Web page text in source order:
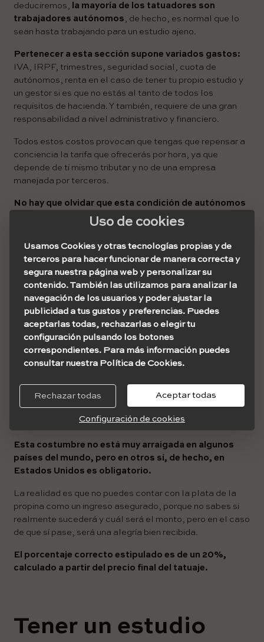
deduciremos,
la mayoría de los tatuadores son
trabajadores autónomos , de hecho, es normal que lo
sean hasta trabajando para un estudio ajeno.
Pertenecer a esta sección supone variados gastos:
IVA, IRPF, trimestres, seguridad social, cuota de
autónomos, renta en el caso de tener tu propio estudio y
un gestor si es que no estás al tanto de todos los
requisitos de hacienda. Y también, requiere de una gran
responsabilidad a nivel administrativo y financiero.
Todos estos costos provocan que tengas que repensar a
conciencia la tarifa que ofrecerás por hora, ya que
depende de ti mismo tributar y no de una empresa
manejada por terceros.
No hay que olvidar que esta condición de autónomos
te excluye de beneficios
como lo son las vacaciones
pagas, los días libres, el derecho a paro, la seguridad de
un ingreso fijo mensual y mucho más. Aunque, correrás
con la ventaja de “ser tu propio jefe”
, en la mayoría de
los casos podrás poner tus horarios y te tomarás otras
libertades que bajo un contrato en relación de
dependencia no podrías.
Propinas
de lo que cobras por sesión como tatuador, no está para
nada mal recibir una propina como símbolo de
agradecimiento por tu servicio personalizado y tu gran
Esta costumbre no está muy arraigada en algunos
países del mundo, pero en otros sí, de hecho, en
Estados Unidos es obligatorio.
La realidad es que no puedes contar con la plata de la
propina como un ingreso asegurado, porque no sabes si
realmente sucederá y cuál será el monto, pero en el caso
de que sí pase, será una alegría bien recibida.
El porcentaje correcto estipulado es de un 20%,
calculado a partir del precio final del tatuaje.
Tener un estudio
Uso de cookies
Usamos Cookies y otras tecnologías propias y de
terceros para hacer funcionar de manera correcta y
segura nuestra página web y personalizar su
contenido. También las utilizamos para analizar la
navegación de los usuarios y poder ajustar la
publicidad a tus gustos y preferencias. Puedes
aceptarlas todas, rechazarlas o elegir tu
configuración pulsando los botones
correspondientes. Para más información puedes
consultar nuestra Política de Cookies.
Rechazar todas Aceptar todas
Configuración de cookies